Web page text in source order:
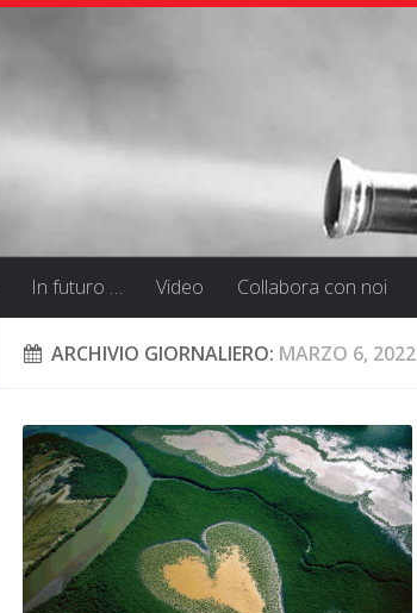
In futuro … Video Collabora con noi
ARCHIVIO GIORNALIERO: MARZO 6, 2022